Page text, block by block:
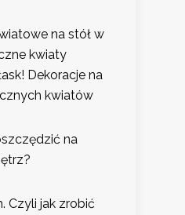
na stół w
kwiaty
Dekoracje na
kwiatów
na
Czyli jak zrobić